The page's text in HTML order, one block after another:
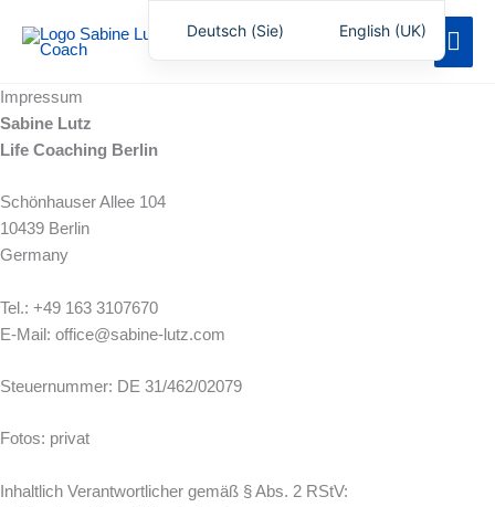
Inhalt
Impressum
Sabine Lutz
Life Coaching Berlin
Schönhauser Allee 104
10439 Berlin
Germany
Tel.: +49 163 3107670
E-Mail: office@sabine-lutz.com
Steuernummer: DE 31/462/02079
Fotos: privat
Inhaltlich Verantwortlicher gemäß § Abs. 2 RStV:
Deutsch (Sie) English (UK)